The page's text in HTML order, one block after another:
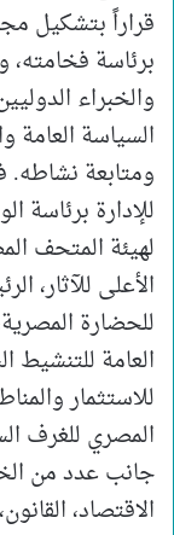
قراراً بتشكيل
برئاسة
والخبراء
السياسة العامة
ومتابعة
للإدارة برئاسة
لهيئة المتحف
الأعلى للآثار،
للحضارة
العامة للتنشيط
للاستثمار
المصري للغرف
جانب عدد من
الاقتصاد،